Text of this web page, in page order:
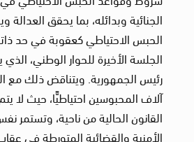
الجنائية وبدائله، بما يحقق العدالة
الحبس الاحتياطي كعقوبة في حد
الجلسة الأخيرة للحوار الوطني،
رئيس الجمهورية. ويتناقض ذلك مع
آلاف المحبوسين احتياطيًّا، حيث لا
القانون الحالية من ناحية، وتستمر
الأمنية والقضائية المتورطة في